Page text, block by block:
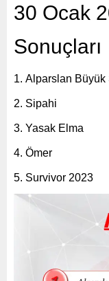
30 Ocak
Sonuçları
Alparslan Büyük
Sipahi
Yasak Elma
Ömer
Survivor 2023